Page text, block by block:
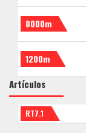
8000m
1200m
Artículos
RT7.1